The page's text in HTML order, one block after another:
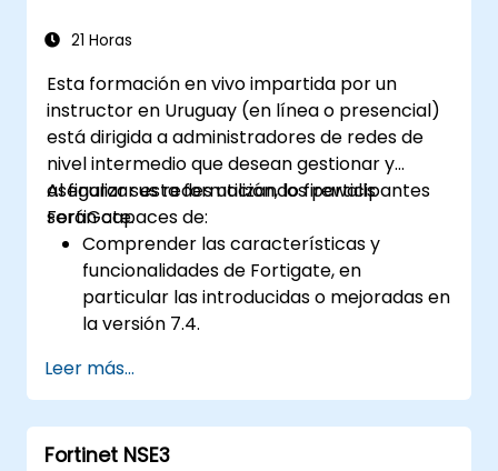
Adquirir habilidades prácticas para
incluida la recolección de pruebas,
técnicas de entrevista y análisis de datos.
Aprender a diseñar e implementar
programas efectivos de prevención y
disuasión del fraude dentro de las
organizaciones.
Ganar confianza y conocimientos para
aprobar con éxito el examen de
Examinador de Fraude Certificado (CFE).
21 Horas
Esta formación en vivo impartida por un
instructor en Uruguay (en línea o presencial)
está dirigida a administradores de redes de
nivel intermedio que desean gestionar y
asegurar sus redes utilizando firewalls
FortiGate.
Al finalizar esta formación, los participantes
serán capaces de:
Comprender las características y
funcionalidades de Fortigate, en
particular las introducidas o mejoradas en
la versión 7.4.
FortiGate e implementar características
avanzadas de seguridad.
Desplegar y gestionar medidas
avanzadas de seguridad como IPS,
Leer más...
Fortinet NSE3